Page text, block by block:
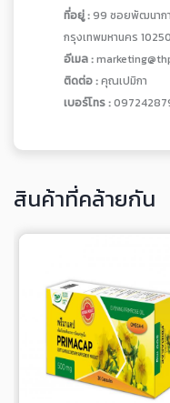
ที่อยู่ :99 ซอยพัฒนาก
กรุงเทพมหานคร 10250
อีเมล :
ติดต่อ :คุณเปมิกา
เบอร์โทร :
สินค้าที่คล้ายกัน